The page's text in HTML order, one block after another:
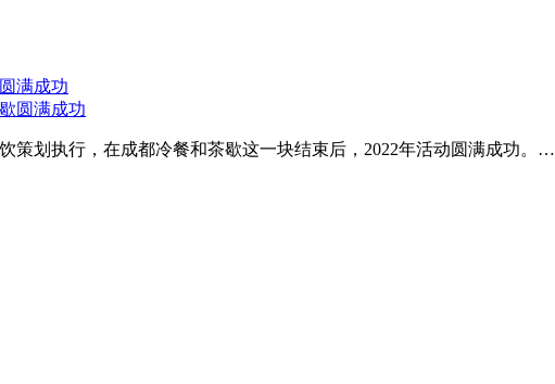
满成功
策划执行，在成都冷餐和茶歇这一块结束后，2022年活动圆满成功。…